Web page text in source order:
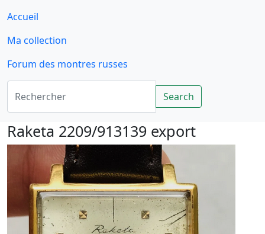
Accueil
Ma collection
Forum des montres russes
Rechercher
Search
Raketa 2209/913139 export